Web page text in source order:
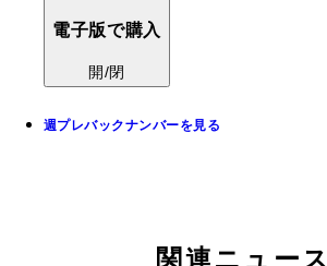
電子版で購入
開/閉
週プレバックナンバーを見る
関連ニュース